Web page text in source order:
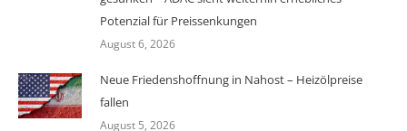
Potenzial für Preissenkungen
August 6, 2026
Neue Friedenshoffnung in Nahost – Heizölpreise
fallen
August 5, 2026